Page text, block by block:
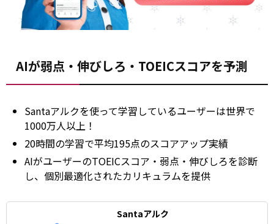
AIが弱点・伸びしろ・TOEICスコアを予測
Santaアルクを使って学習しているユーザーは世界で
1000万人以上！
20時間の学習で平均195点のスコアアップ実績
AIがユーザーのTOEICスコア・弱点・伸びしろを診断
し、個別最適化されたカリキュラムを提供
Santaアルク